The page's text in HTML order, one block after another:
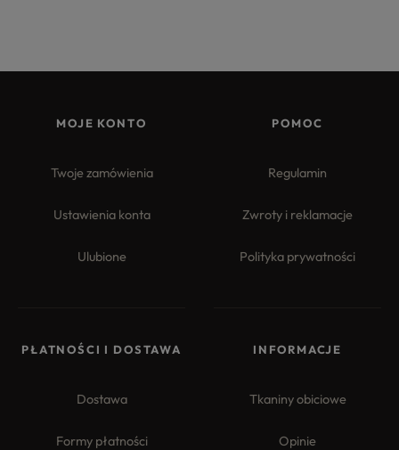
MOJE KONTO
Twoje zamówienia
Ustawienia konta
Ulubione
POMOC
Regulamin
Zwroty i reklamacje
Polityka prywatności
PŁATNOŚCI I DOSTAWA
Dostawa
Formy płatności
INFORMACJE
Tkaniny obiciowe
Opinie